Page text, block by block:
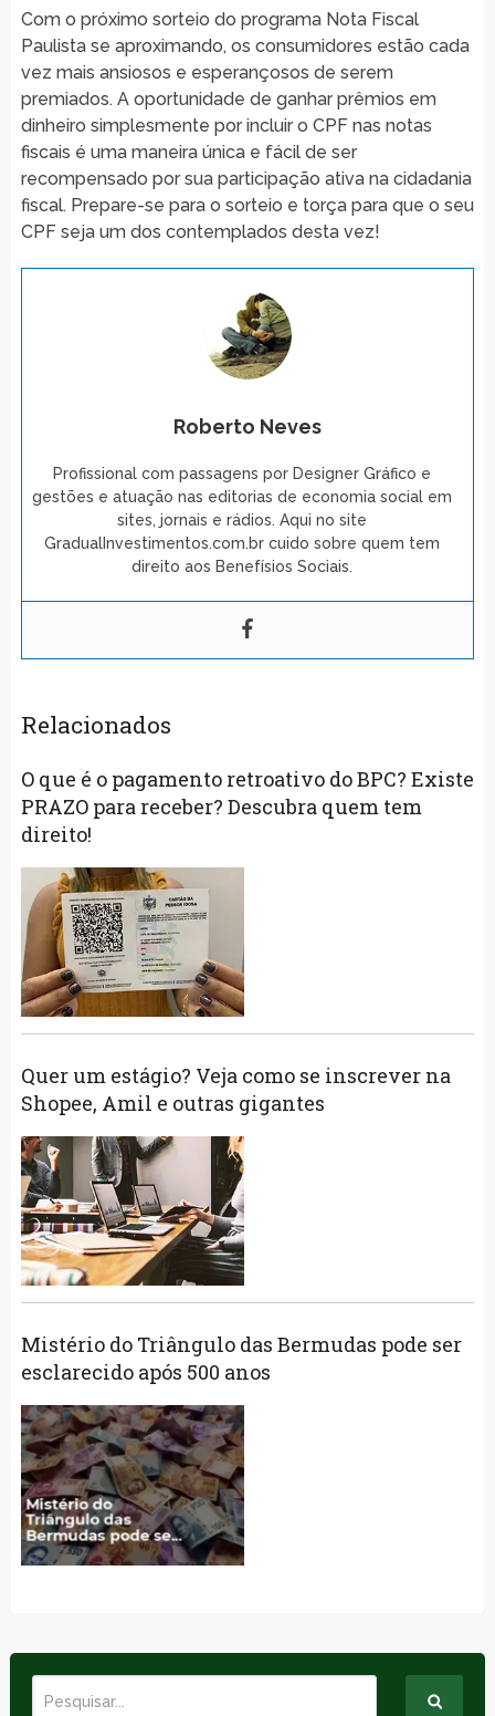
Com o próximo sorteio do programa Nota Fiscal
Paulista se aproximando, os consumidores estão cada
vez mais ansiosos e esperançosos de serem
premiados. A oportunidade de ganhar prêmios em
dinheiro simplesmente por incluir o CPF nas notas
fiscais é uma maneira única e fácil de ser
recompensado por sua participação ativa na cidadania
fiscal. Prepare-se para o sorteio e torça para que o seu
CPF seja um dos contemplados desta vez!
Roberto Neves
Profissional com passagens por Designer Gráfico e
gestões e atuação nas editorias de economia social em
sites, jornais e rádios. Aqui no site
GradualInvestimentos.com.br cuido sobre quem tem
direito aos Benefísios Sociais.
Relacionados
O que é o pagamento retroativo do BPC? Existe
PRAZO para receber? Descubra quem tem
direito!
Quer um estágio? Veja como se inscrever na
Shopee, Amil e outras gigantes
Mistério do Triângulo das Bermudas pode ser
esclarecido após 500 anos